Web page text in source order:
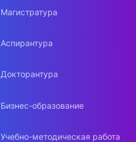
Магистратура
Аспирантура
Докторантура
Бизнес-образование
Учебно-методическая работа